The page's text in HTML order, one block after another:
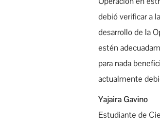
debió verificar a
desarrollo de la
estén
para nada
actualmente
Yajaira Gavino
Estudiante de